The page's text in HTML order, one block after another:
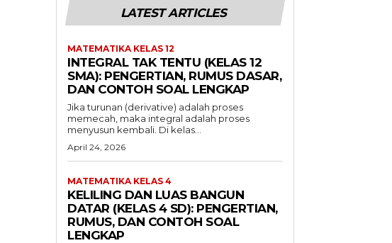
LATEST ARTICLES
MATEMATIKA KELAS 12
INTEGRAL TAK TENTU (KELAS 12
SMA): PENGERTIAN, RUMUS DASAR,
DAN CONTOH SOAL LENGKAP
Jika turunan (derivative) adalah proses
memecah, maka integral adalah proses
menyusun kembali. Di kelas...
April 24, 2026
MATEMATIKA KELAS 4
KELILING DAN LUAS BANGUN
DATAR (KELAS 4 SD): PENGERTIAN,
RUMUS, DAN CONTOH SOAL
LENGKAP